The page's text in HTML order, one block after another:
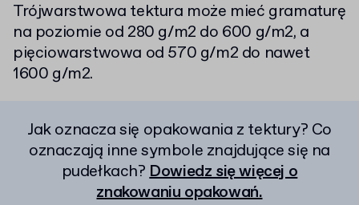
Trójwarstwowa tektura może mieć gramaturę
na poziomie od 280 g/m2 do 600 g/m2, a
pięciowarstwowa od 570 g/m2 do nawet
1600 g/m2.
Jak oznacza się opakowania z tektury? Co
oznaczają inne symbole znajdujące się na
pudełkach?Dowiedz się więcej o
znakowaniu opakowań.